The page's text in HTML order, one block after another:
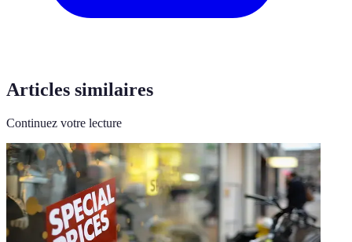
Articles similaires
Continuez votre lecture